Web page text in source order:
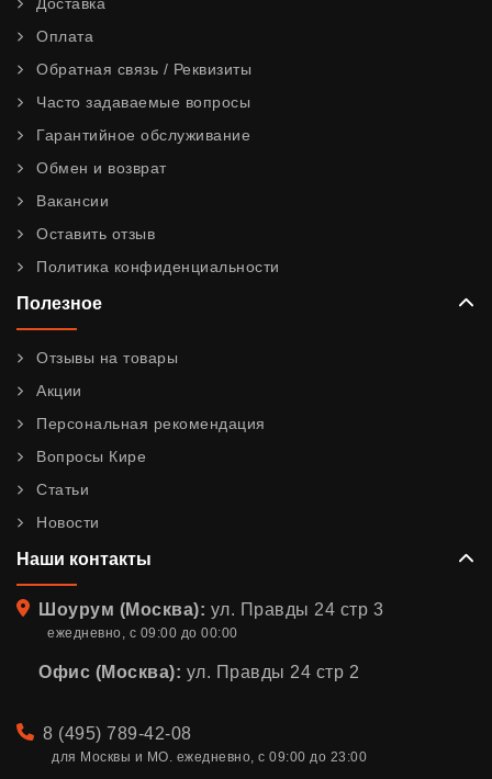
Оплата
Обратная связь / Реквизиты
Часто задаваемые вопросы
Гарантийное обслуживание
Обмен и возврат
Вакансии
Оставить отзыв
Политика конфиденциальности
Полезное
Отзывы на товары
Акции
Персональная рекомендация
Вопросы Кире
Статьи
Новости
Наши контакты
Адрес
Шоурум (Москва): ул. Правды 24 стр 3
ежедневно, с 09:00 до 00:00
Офис (Москва): ул. Правды 24 стр 2
Телефон
8 (495) 789-42-08
для Москвы и МО. ежедневно, с 09:00 до 23:00